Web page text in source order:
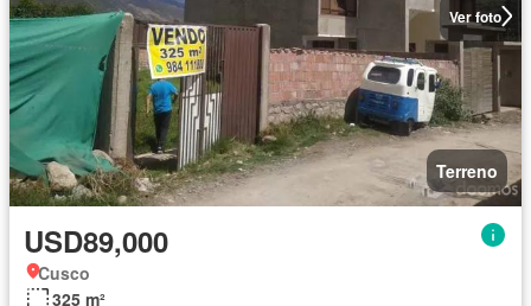
Ver foto
Terreno
USD89,000
Cusco
325 m²